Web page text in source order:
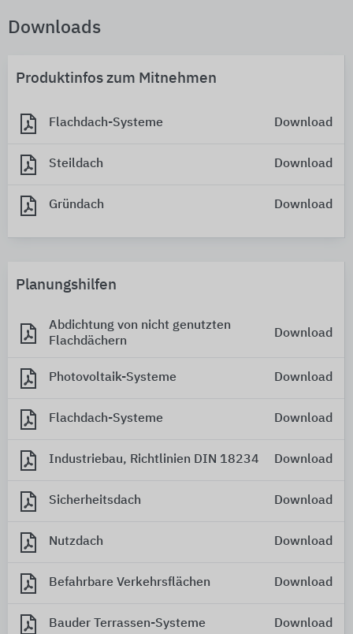
Downloads
Produktinfos zum Mitnehmen
Flachdach-Systeme Download
Steildach Download
Gründach Download
Planungshilfen
Abdichtung von nicht genutzten
Flachdächern
Download
Photovoltaik-Systeme Download
Flachdach-Systeme Download
Industriebau, Richtlinien DIN 18234 Download
Sicherheitsdach Download
Nutzdach Download
Befahrbare Verkehrsflächen Download
Bauder Terrassen-Systeme Download